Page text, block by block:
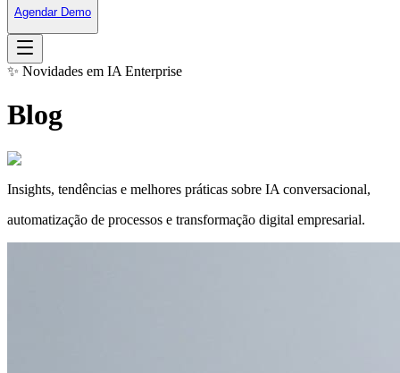
Agendar Demo
✨ Novidades em IA Enterprise
Blog
Insights, tendências e melhores práticas sobre IA conversacional,
automatização de processos e transformação digital empresarial.